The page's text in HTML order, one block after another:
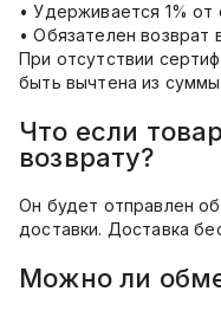
• Удерживается 1%
• Обязателен возврат
При отсутствии
быть вычтена из суммы
Что если
возврату?
Он будет отправлен
доставки. Доставка
Можно ли